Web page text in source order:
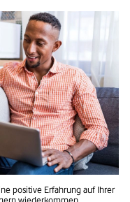
positive Erfahrung auf Ihrer